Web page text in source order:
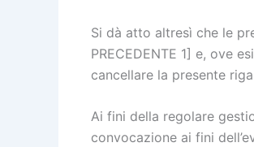
Si dà atto altresì che le
PRECEDENTE 1] e, ove
cancellare la presente
Ai fini della regolare
convocazione ai fini